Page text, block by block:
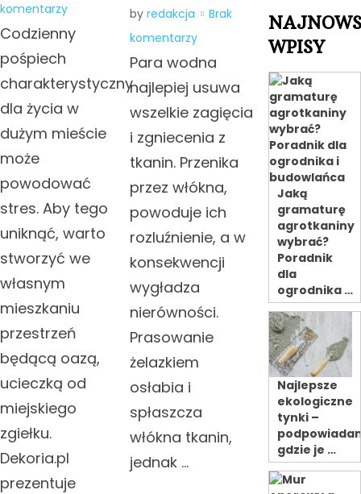
komentarzy
Codzienny
pośpiech
charakterystyczny
dla życia w
dużym mieście
może
powodować
stres. Aby tego
uniknąć, warto
stworzyć we
własnym
mieszkaniu
przestrzeń
będącą oazą,
ucieczką od
miejskiego
zgiełku.
Dekoria.pl
prezentuje
by redakcja
Brak
komentarzy
Para wodna
najlepiej usuwa
wszelkie zagięcia
i zgniecenia z
tkanin. Przenika
przez włókna,
powoduje ich
rozluźnienie, a w
konsekwencji
wygładza
nierówności.
Prasowanie
żelazkiem
osłabia i
spłaszcza
włókna tkanin,
jednak …
WPISY
Jaką
gramaturę
agrotkaniny
wybrać?
Poradnik
dla
ogrodnika …
Najlepsze
ekologiczne
tynki –
gdzie je …